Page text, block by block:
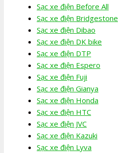
Sạc xe điện Before All
Sạc xe điện Bridgestone
Sạc xe điện Dibao
Sạc xe điện DK bike
Sạc xe điện DTP
Sạc xe điện Espero
Sạc xe điện Fuji
Sạc xe điện Gianya
Sạc xe điện Honda
Sạc xe điện HTC
Sạc xe điện JVC
Sạc xe điện Kazuki
Sạc xe điện Lyva